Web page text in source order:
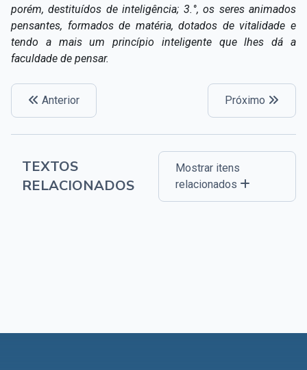
porém, destituídos de inteligência; 3.°, os seres animados
pensantes, formados de matéria, dotados de vitalidade e
tendo a mais um princípio inteligente que lhes dá a
faculdade de pensar.
Anterior Próximo
TEXTOS
RELACIONADOS
Mostrar itens
relacionados